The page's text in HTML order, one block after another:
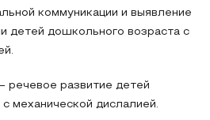
коммуникации и выявление
детей дошкольного возраста с
речевое развитие детей
механической дислалией.